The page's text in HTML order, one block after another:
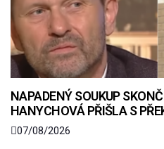
NAPADENÝ SOUKUP
HANYCHOVÁ PŘIŠLA S
07/08/2026